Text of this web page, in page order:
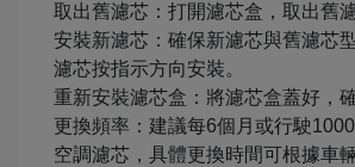
取出舊濾芯：打開濾芯盒，取出舊濾
安裝新濾芯：確保新濾芯與舊濾芯
濾芯按指示方向安裝。
重新安裝濾芯盒：將濾芯盒蓋好，
更換頻率：建議每6個月或行駛
空調濾芯，具體更換時間可根據車